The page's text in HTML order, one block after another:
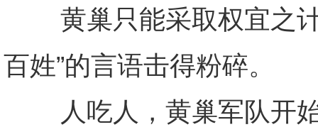
黄巢只能采取权宜之计
百姓”的言语击得粉碎。
人吃人，黄巢军队开始